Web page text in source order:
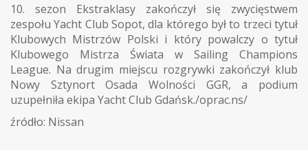
10. sezon Ekstraklasy zakończył się zwycięstwem
zespołu Yacht Club Sopot, dla którego był to trzeci tytuł
Klubowych Mistrzów Polski i który powalczy o tytuł
Klubowego Mistrza Świata w Sailing Champions
League. Na drugim miejscu rozgrywki zakończył klub
Nowy Sztynort Osada Wolności GGR, a podium
uzupełniła ekipa Yacht Club Gdańsk./oprac.ns/
źródło: Nissan